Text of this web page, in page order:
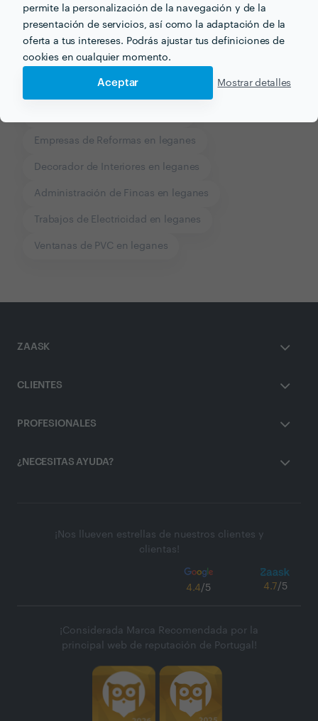
permite la personalización de la navegación y de la
presentación de servicios, así como la adaptación de la
oferta a tus intereses. Podrás ajustar tus definiciones de
cookies en cualquier momento.
Aceptar Mostrar detalles
Empresas de Mudanzas en leganes
Pintores en leganes
Mudanzas Baratas en leganes
Reforma Integral en leganes
Empresas de Reformas en leganes
Decorador de Interiores en leganes
Administración de Fincas en leganes
Trabajos de Electricidad en leganes
Ventanas de PVC en leganes
ZAASK
CLIENTES
PROFESIONALES
¿NECESITAS AYUDA?
¡Nos llueven estrellas de nuestros clientes y
clientas!
4.4/5 4.7/5
¡Considerada Marca Recomendada por la
principal web de reputación de Portugal!